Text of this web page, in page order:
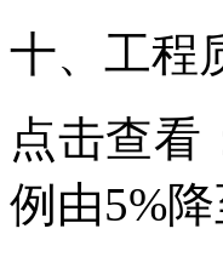
十、工程
点击查看
例由5%